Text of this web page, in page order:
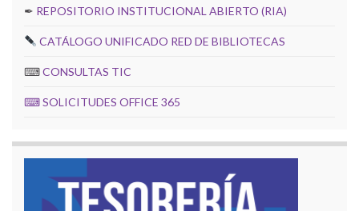
✒ REPOSITORIO INSTITUCIONAL ABIERTO (RIA)
CATÁLOGO UNIFICADO RED DE BIBLIOTECAS
⌨CONSULTAS TIC
⌨SOLICITUDES OFFICE 365